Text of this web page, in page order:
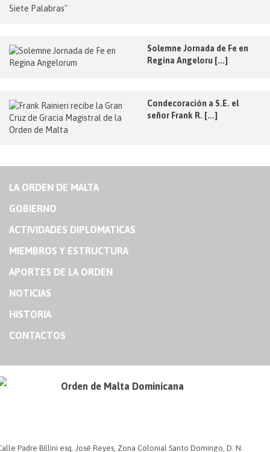
Solemne Jornada de Fe en
Regina Angeloru [...]
Condecoración a S.E. el
señor Frank R. [...]
LA ORDEN DE MALTA
GOBIERNO
ACTIVIDADES DIPLOMATICAS
MIEMBROS Y ESTRUCTURA
APORTES DE LA ORDEN
NOTICIAS
HISTORIA
CONTACTOS
Orden de Malta Dominicana
Padre Billini esq. José Reyes, Zona Colonial Santo Domingo, D. N.